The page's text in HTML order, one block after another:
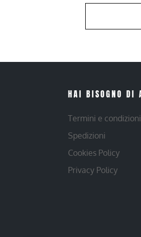
HAI BISOGNO DI
Termini e condizioni
Spedizioni
Cookies Policy
Privacy Policy